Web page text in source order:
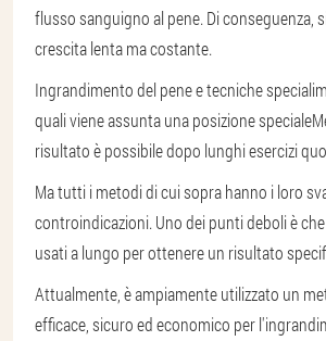
flusso sanguigno al pene. Di conseguenza,
crescita lenta ma costante.
Ingrandimento del pene e tecniche speciali
quali viene assunta una posizione speciale
risultato è possibile dopo lunghi esercizi
Ma tutti i metodi di cui sopra hanno i loro
controindicazioni. Uno dei punti deboli è
usati a lungo per ottenere un risultato
Attualmente, è ampiamente utilizzato un
efficace, sicuro ed economico per